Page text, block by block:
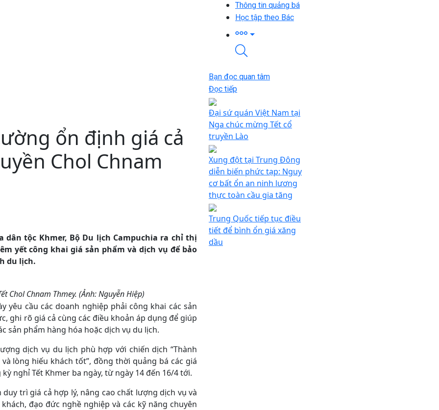
Thông tin quảng bá
Học tập theo Bác
ổn định giá cả
Chol Chnam
tộc Khmer, Bộ Du lịch Campuchia ra chỉ thị
yết công khai giá sản phẩm và dịch vụ để bảo
du lịch.
Chol Chnam Thmey. (Ảnh: Nguyễn Hiệp)
yêu cầu các doanh nghiệp phải công khai các sản
ghi rõ giá cả cùng các điều khoản áp dụng để giúp
sản phẩm hàng hóa hoặc dịch vụ du lịch.
dịch vụ du lịch phù hợp với chiến dịch “Thành
lòng hiếu khách tốt”, đồng thời quảng bá các giá
nghỉ Tết Khmer ba ngày, từ ngày 14 đến 16/4 tới.
trì giá cả hợp lý, nâng cao chất lượng dịch vụ và
đạo đức nghề nghiệp và các kỹ năng chuyên
Bạn đọc quan tâm
Đọc tiếp
Đại sứ quán Việt Nam tại
Nga chúc mừng Tết cổ
truyền Lào
Xung đột tại Trung Đông
diễn biến phức tạp: Nguy
cơ bất ổn an ninh lương
thực toàn cầu gia tăng
Trung Quốc tiếp tục điều
tiết để bình ổn giá xăng
dầu